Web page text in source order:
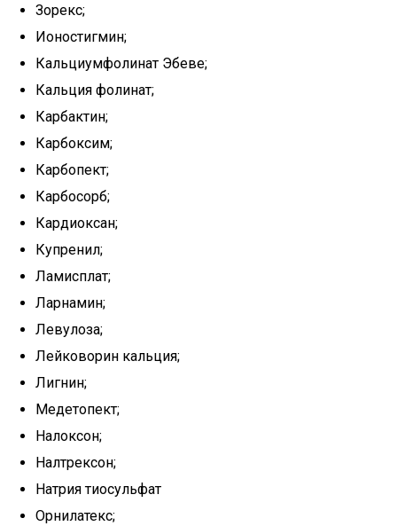
Зорекс;
Ионостигмин;
Кальциумфолинат Эбеве;
Кальция фолинат;
Карбактин;
Карбоксим;
Карбопект;
Карбосорб;
Кардиоксан;
Купренил;
Ламисплат;
Ларнамин;
Левулоза;
Лейковорин кальция;
Лигнин;
Медетопект;
Налоксон;
Налтрексон;
Натрия тиосульфат
Орнилатекс;